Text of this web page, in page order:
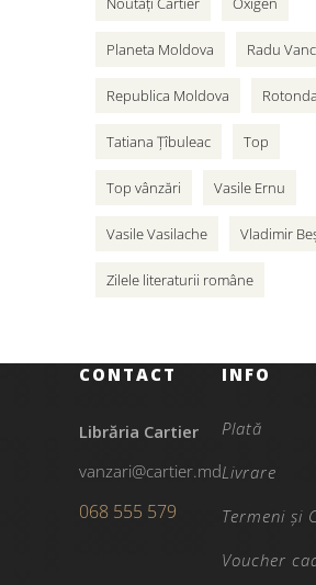
Planeta Moldova Radu
Republica Moldova Rotonda
Tatiana Țîbuleac Top
Top vânzări Vasile Ernu
Vasile Vasilache Vladimir
Zilele literaturii române
CONTACT
Librăria Cartier
vanzari@cartier.md
068 555 579
INFO
Plată
Livrare
Termeni și
Voucher